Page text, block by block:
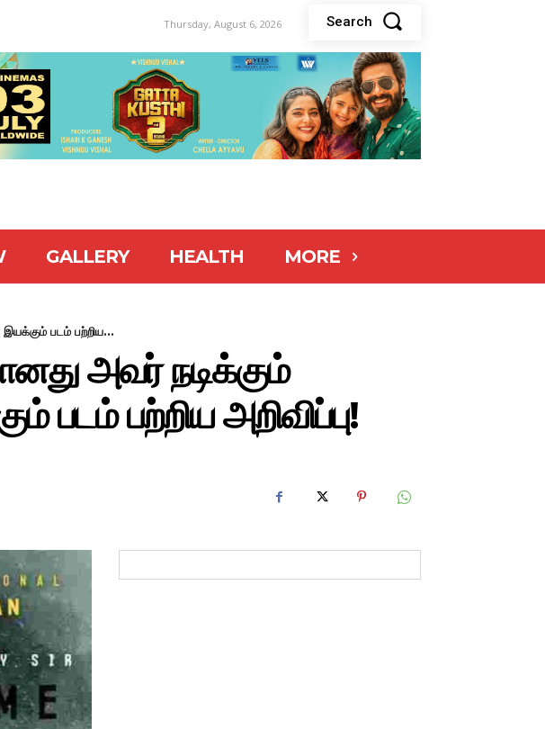
Thursday, August 6, 2026 Search
GALLERY HEALTH MORE
இயக்கும் படம் பற்றிய...
அவர் நடிக்கும்
படம் பற்றிய அறிவிப்பு!